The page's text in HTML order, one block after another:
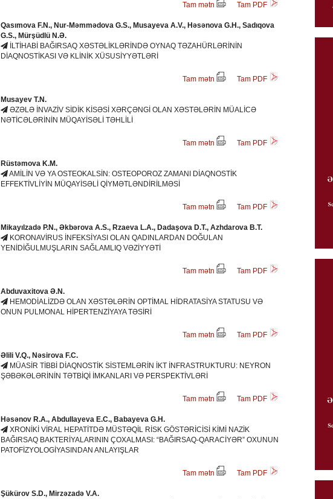
Tam mətn Tam PDF
Qasımova F.N., Nur-Məmmədova G.S., Musayeva A.V., Həsənova G.H., Sadıqova
G.S., Mürşüdlü N.Ə.
İLTİHABİ BAĞIRSAQ XƏSTƏLİKLƏRİNDƏ OYNAQ TƏZAHÜRLƏRİNİN
DİAQNOSTİKASI VƏ KLİNİK XÜSUSİYYƏTLƏRİ
Tam mətn Tam PDF
Musayev T.N.
ƏZƏLƏ İNVAZİV SİDİK KİSƏSİ XƏRÇƏNGİ OLAN XƏSTƏLƏRİN MÜALİCƏ
NƏTİCƏLƏRİNİN MÜQAYİSƏLİ TƏHLİLİ
Tam mətn Tam PDF
Rüstəmova K.M.
AMİLİN VƏ YA OSTEOKALSİN: OSTEOPOROZ ZAMANI DİAQNOSTİK
EFFEKTİVLİYİN MÜQAYİSƏLİ QİYMƏTLƏNDİRİLMƏSİ
Tam mətn Tam PDF
Mikayılzadə P.N., Əkbərova A.S., Rzaeva L.A., Dadaşova D.T., Azhdarova B.T.
KORONAVİRUS İNFEKSİYASI OLAN QADINLARDAN DOĞULAN
YENİDİĞULMUŞLARIN SAĞLAMLIQ VƏZİYYƏTİ
Tam mətn Tam PDF
Abduvaxitova Ə.N.
HEMODİALİZDƏ OLAN XƏSTƏLƏRİN OPTİMAL HİDRATASİYA STATUSU VƏ
ONUN PULMONAL HİPERTENZİYAYA TƏSİRİ
Tam mətn Tam PDF
Əlili V.Q., Nəsirova F.C.
MÜASİR TİBBİ DİAQNOSTİK SİSTEMLƏRİN İKT İNFRASTRUKTURU: NEYRON
ŞƏBƏKƏLƏRİNİN TƏTBİQİ İMKANLARI VƏ PERSPEKTİVLƏRİ
Tam mətn Tam PDF
Həsənov R.A., Abdullayeva E.C., Babayeva G.H.
XRONİKİ VİRAL HEPATİTDƏ MÜSTƏQİL RİSK GÖSTƏRİCİSİ KİMİ NAZİK
BAĞIRSAQ BAKTERİYALARININ ÇOXALMASI: “BAĞIRSAQ-QARACİYƏR” OXUNUN
PATOFİZYOLOGİYASINDAN ANLAYIŞLAR
Tam mətn Tam PDF
Şükürov S.D., Mirzəzadə V.A.